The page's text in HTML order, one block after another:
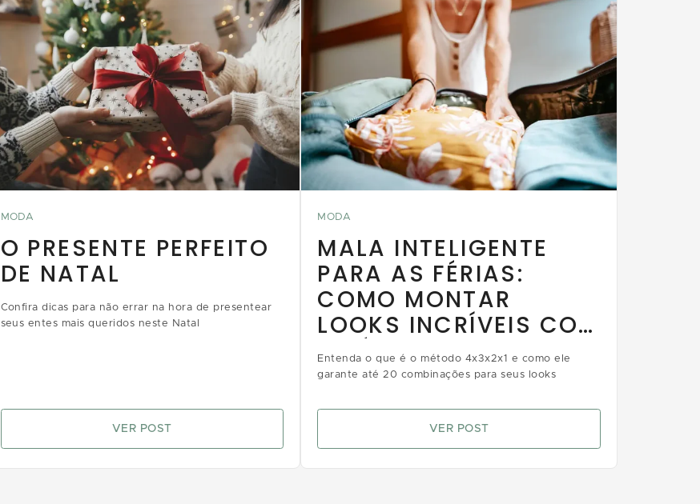
MODA
O PRESENTE PERFEITO
DE NATAL
Confira dicas para não errar na hora de presentear
seus entes mais queridos neste Natal
VER POST
MODA
MALA INTELIGENTE
PARA AS FÉRIAS:
COMO MONTAR
LOOKS INCRÍVEIS COM
A FÓRMULA 4×3×2×1
Entenda o que é o método 4x3x2x1 e como ele
garante até 20 combinações para seus looks
VER POST